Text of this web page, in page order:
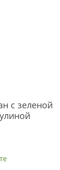
с зеленой